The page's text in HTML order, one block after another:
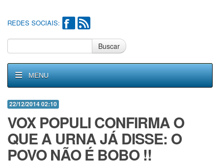
REDES SOCIAIS:
Buscar
MENU
22/12/2014 02:10
VOX POPULI CONFIRMA O
QUE A URNA JÁ DISSE: O
POVO NÃO É BOBO !!